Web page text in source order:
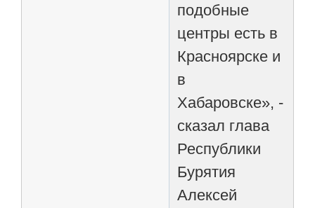
подобные
центры есть в
Красноярске и
в
Хабаровске», -
сказал глава
Республики
Бурятия
Алексей